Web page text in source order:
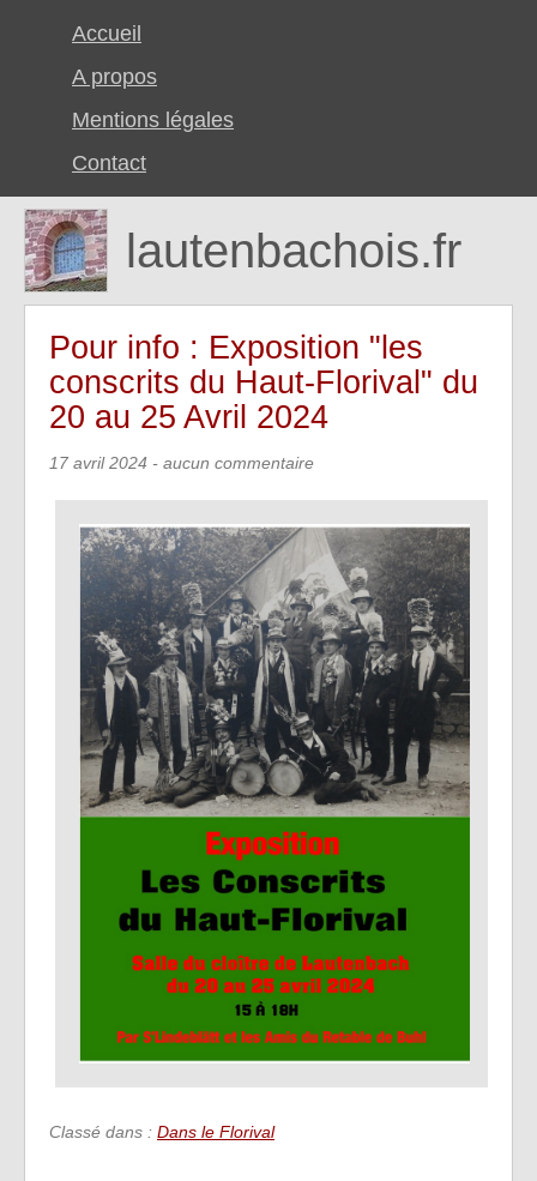
Accueil
A propos
Mentions légales
Contact
lautenbachois.fr
Pour info : Exposition "les
conscrits du Haut-Florival" du
20 au 25 Avril 2024
17 avril 2024 - aucun commentaire
Classé dans : Dans le Florival